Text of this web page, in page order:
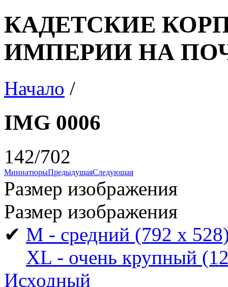
КАДЕТСКИЕ
ИМПЕРИИ НА
Начало /
IMG 0006
142/702
МиниатюрыПредыдущаяСледующая
Размер изображения
Размер изображения
✔ M - средний (792 x
XL - очень крупный
Исходный